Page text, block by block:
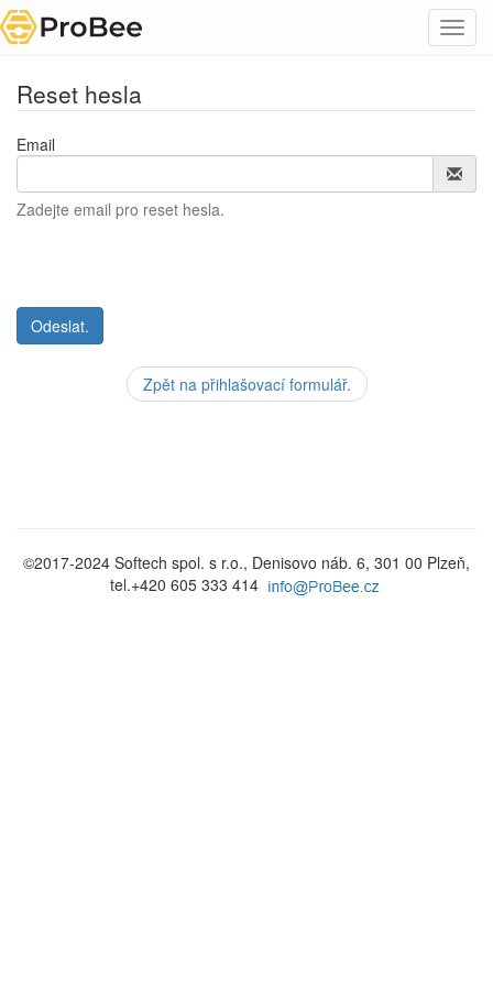
Reset hesla
Email
Zadejte email pro reset hesla.
Zpět na přihlašovací formulář.
©2017-2024 Softech spol. s r.o., Denisovo náb. 6, 301 00 Plzeň,
tel.+420 605 333 414